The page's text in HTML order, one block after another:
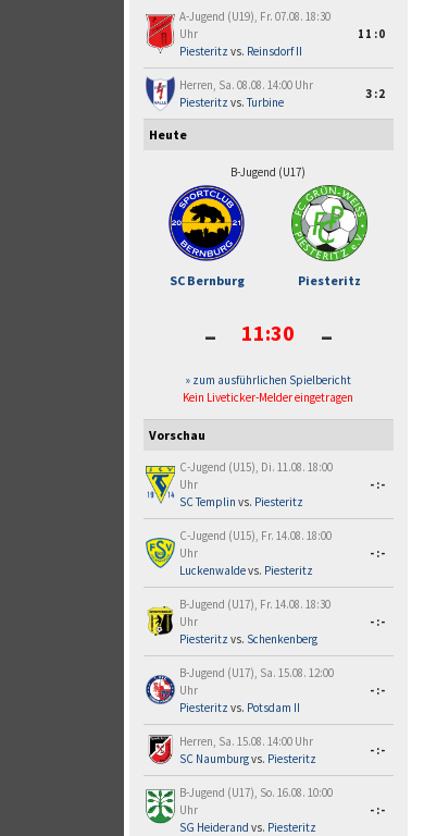
A-Jugend (U19), Fr. 07.08. 18:30
Uhr
Piesteritz vs. Reinsdorf II
11:0
Herren, Sa. 08.08. 14:00 Uhr
Piesteritz vs.Turbine
3:2
Heute
B-Jugend (U17)
SC Bernburg Piesteritz
- 11:30 -
» zum ausführlichen Spielbericht
Kein Liveticker-Melder eingetragen
Vorschau
C-Jugend (U15), Di. 11.08. 18:00
Uhr
SC Templin vs. Piesteritz
-:-
C-Jugend (U15), Fr. 14.08. 18:00
Uhr
Luckenwaldevs. Piesteritz
-:-
B-Jugend (U17), Fr. 14.08. 18:30
Uhr
Piesteritz vs. Schenkenberg
-:-
B-Jugend (U17), Sa. 15.08. 12:00
Uhr
Piesteritz vs. Potsdam II
-:-
Herren, Sa. 15.08. 14:00 Uhr
SC Naumburgvs. Piesteritz
-:-
B-Jugend (U17), So. 16.08. 10:00
Uhr
SG Heiderand vs. Piesteritz
-:-